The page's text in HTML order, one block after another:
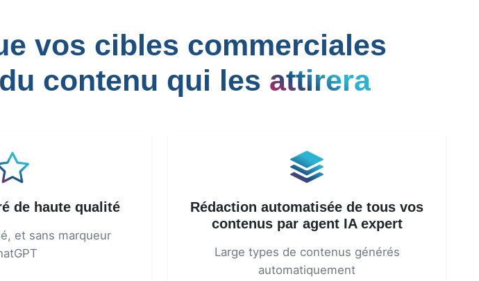
vos cibles commerciales
contenu qui les attirera
de haute qualité
et sans marqueur
Rédaction automatisée de tous vos
contenus par agent IA expert
Large types de contenus générés
automatiquement